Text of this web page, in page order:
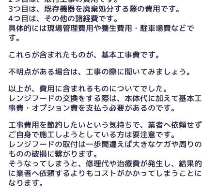
3つ目は、既存機器を廃棄処分する際の費用です。
4つ目は、その他の諸経費です。
具体的には現場管理費用や養生費用・駐車場費などで
す。
これらが含まれたものが、基本工事費です。
不明点がある場合は、工事の際に聞いてみましょう。
以上が、費用に含まれるものについてでした。
レンジフードの交換をする際は、本体代に加えて基本工
事費・オプション費を支払う必要があるのです。
工事費用を節約したいという気持ちで、業者へ依頼せず
ご自身で施工しようとしている方は要注意です。
レンジフードの取付は一歩間違えば大きなケガや周りの
ものの破損に繋がります。
そうなってしまうと、修理代や治療費が発生し、結果的
に業者へ依頼するよりもコストがかかってしまうことに
なります。